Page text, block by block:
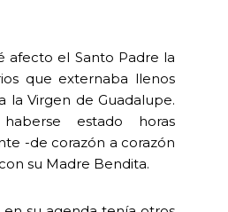
afecto el Santo Padre la
que externaba llenos
la Virgen de Guadalupe.
estado horas
-de corazón a corazón
su Madre Bendita.